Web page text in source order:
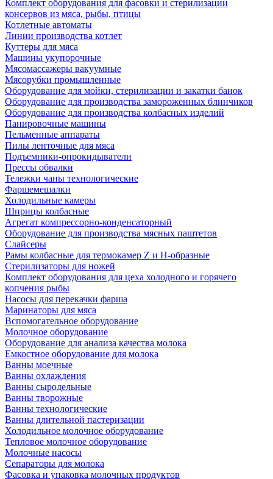
Комплект оборудования для фасовки и стерилизации
консервов из мяса, рыбы, птицы
Котлетные автоматы
Линии производства котлет
Куттеры для мяса
Машины укупорочные
Мясомассажеры вакуумные
Мясорубки промышленные
Оборудование для мойки, стерилизации и закатки банок
Оборудование для производства замороженных блинчиков
Оборудование для производства колбасных изделий
Панировочные машины
Пельменные аппараты
Пилы ленточные для мяса
Подъемники-опрокидыватели
Прессы обвалки
Тележки чаны технологические
Фаршемешалки
Холодильные камеры
Шприцы колбасные
Агрегат компрессорно-конденсаторный
Оборудование для производства мясных паштетов
Слайсеры
Рамы колбасные для термокамер Z и H-образные
Стерилизаторы для ножей
Комплект оборудования для цеха холодного и горячего
копчения рыбы
Насосы для перекачки фарша
Маринаторы для мяса
Вспомогательное оборудование
Молочное оборудование
Оборудование для анализа качества молока
Емкостное оборудование для молока
Ванны моечные
Ванны охлаждения
Ванны сыродельные
Ванны творожные
Ванны технологические
Ванны длительной пастеризации
Холодильное молочное оборудование
Тепловое молочное оборудование
Молочные насосы
Сепараторы для молока
Фасовка и упаковка молочных продуктов